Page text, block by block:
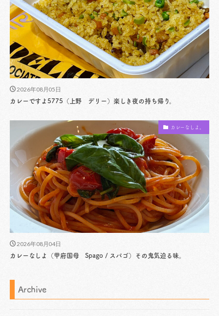
2026年08月05日
カレーですよ5775（上野 デリー）楽しき夜の持ち帰り。
カレーなしよ。
2026年08月04日
カレーなしよ（甲府国母 Spago / スパゴ）その鬼気迫る味。
Archive